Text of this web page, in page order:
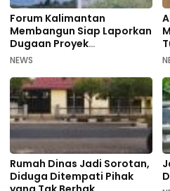
Forum Kalimantan
Membangun Siap Laporkan
Dugaan Proyek
Bermasalah PUPR Kalteng
NEWS
Rumah Dinas Jadi Sorotan,
Diduga Ditempati Pihak